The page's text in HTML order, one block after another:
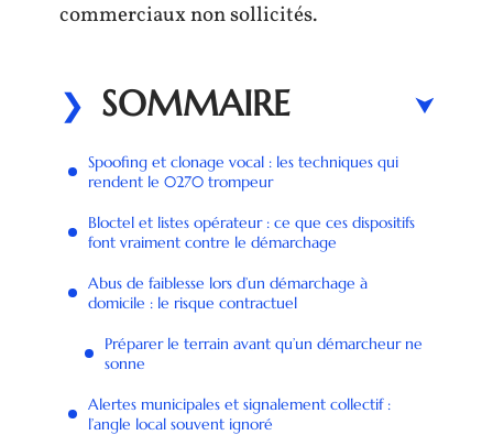
commerciaux non sollicités.
SOMMAIRE
Spoofing et clonage vocal : les techniques qui
rendent le 0270 trompeur
Bloctel et listes opérateur : ce que ces dispositifs
font vraiment contre le démarchage
Abus de faiblesse lors d’un démarchage à
domicile : le risque contractuel
Préparer le terrain avant qu’un démarcheur ne
sonne
Alertes municipales et signalement collectif :
l’angle local souvent ignoré